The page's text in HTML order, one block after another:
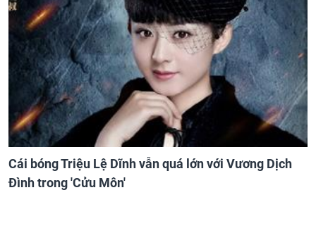
Cái bóng Triệu Lệ Dĩnh vẫn quá lớn với Vương Dịch
Đình trong 'Cửu Môn'